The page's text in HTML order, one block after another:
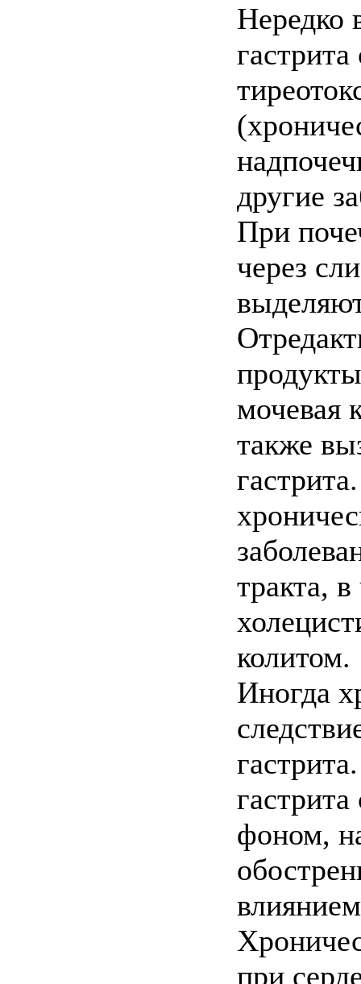
Нередко
другие
При
через
мочевая
также
тракта,
колитом.
Иногда
фоном,
при